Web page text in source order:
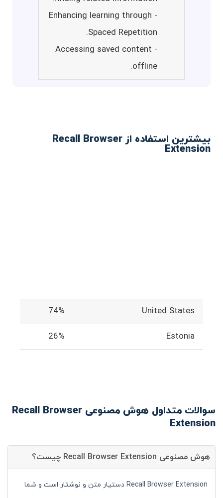
- Enhancing learning through
Spaced Repetition.
- Accessing saved content
offline.
بیشترین استفاده از Recall Browser
Extension
United States
74%
Estonia
26%
سوالات متداول هوش مصنوعی Recall Browser
Extension
هوش مصنوعی Recall Browser Extension چیست؟
Recall Browser Extension دستیار متن و نوشتار است و شما